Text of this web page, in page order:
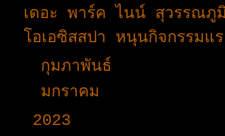
เดอะ พาร์ค ไนน์ สุวรรณภู
โอเอซิสสปา หนุนกิจกรรมแ
กุมภาพันธ์
มกราคม
2023